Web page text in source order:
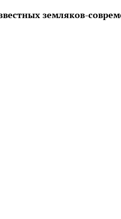
земляков-